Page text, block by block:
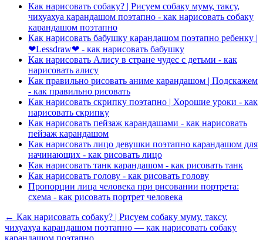
Как нарисовать собаку? | Рисуем собаку муму, таксу,
чихуахуа карандашом поэтапно - как нарисовать собаку
карандашом поэтапно
Как нарисовать бабушку карандашом поэтапно ребенку |
❤Lessdraw❤ - как нарисовать бабушку
Как нарисовать Алису в стране чудес с детьми - как
нарисовать алису
Как правильно рисовать аниме карандашом | Подскажем
- как правильно рисовать
Как нарисовать скрипку поэтапно | Хорошие уроки - как
нарисовать скрипку
Как нарисовать пейзаж карандашами - как нарисовать
пейзаж карандашом
Как нарисовать лицо девушки поэтапно карандашом для
начинающих - как рисовать лицо
Как нарисовать танк карандашом - как рисовать танк
Как нарисовать голову - как рисовать голову
Пропорции лица человека при рисовании портрета:
схема - как рисовать портрет человека
← Как нарисовать собаку? | Рисуем собаку муму, таксу,
чихуахуа карандашом поэтапно — как нарисовать собаку
карандашом поэтапно